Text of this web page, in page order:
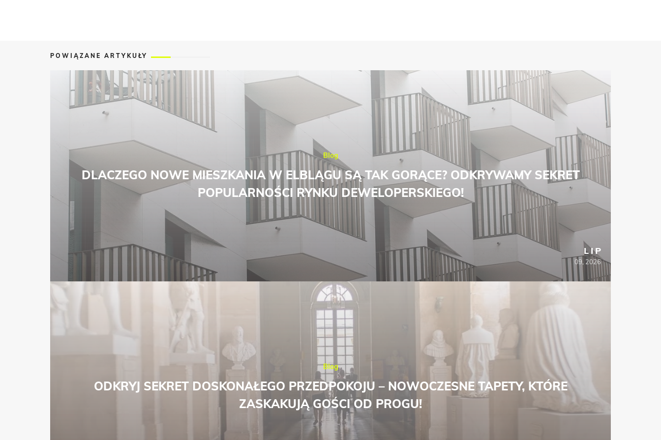
POWIĄZANE ARTYKUŁY
Blog
DLACZEGO NOWE MIESZKANIA W ELBLĄGU SĄ TAK GORĄCE? ODKRYWAMY SEKRET
POPULARNOŚCI RYNKU DEWELOPERSKIEGO!
LIP
09, 2026
Blog
ODKRYJ SEKRET DOSKONAŁEGO PRZEDPOKOJU – NOWOCZESNE TAPETY, KTÓRE
ZASKAKUJĄ GOŚCI OD PROGU!